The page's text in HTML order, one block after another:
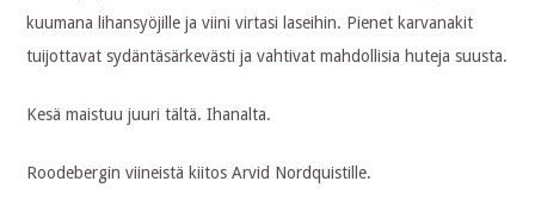
kuumana lihansyöjille ja viini virtasi laseihin. Pienet karvanakit
tuijottavat sydäntäsärkevästi ja vahtivat mahdollisia huteja suusta.
Kesä maistuu juuri tältä. Ihanalta.
Roodebergin viineistä kiitos Arvid Nordquistille.